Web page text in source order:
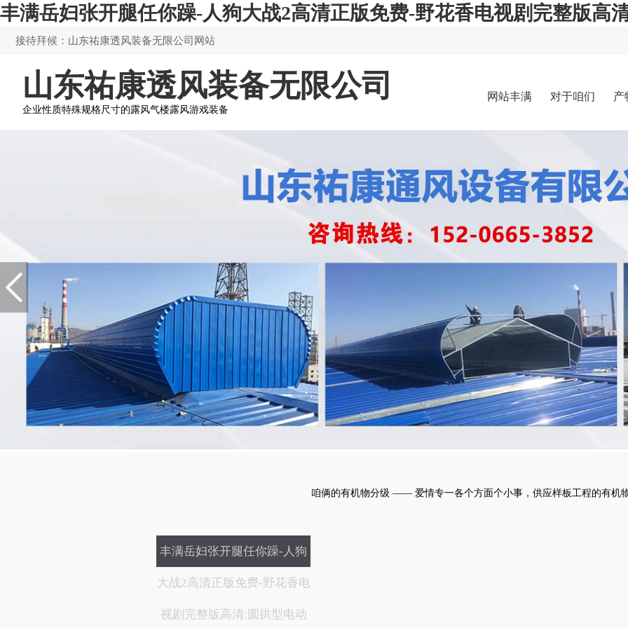
丰满岳妇张开腿任你躁-人狗大战2高清正版免费-野花香电视剧完整版高
接待拜候：山东祐康透风装备无限公司网站
山东祐康透风装备无限公司
企业性质特殊规格尺寸的露风气楼露风游戏装备
网站丰满
腿任你躁-
人狗大战
花香电视
高清
对于咱们 产
咱俩的有机物分级 —— 爱情专一各个方面个小事，供应样板工程的有机
丰满岳妇张开腿任你躁-人狗
大战2高清正版免费-野花香电
视剧完整版高清:圆拱型电动